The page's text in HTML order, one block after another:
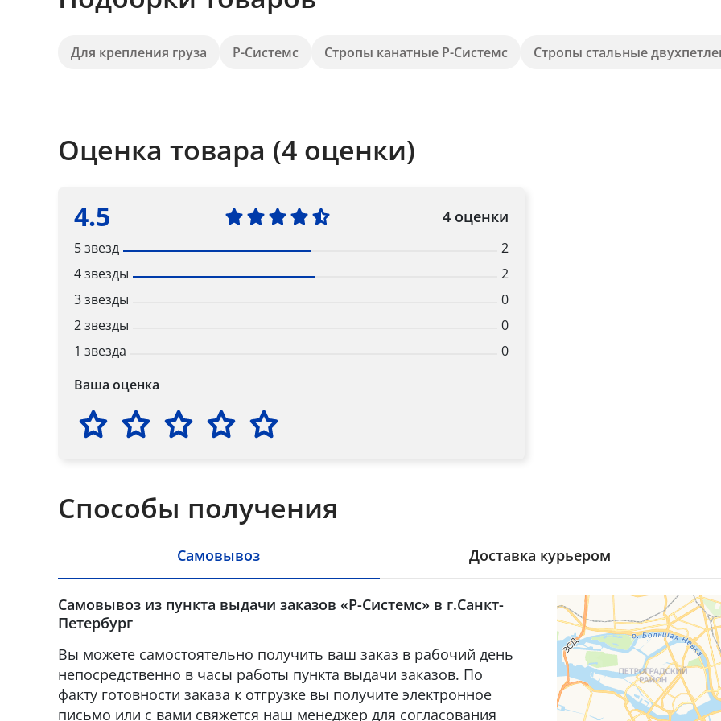
Для крепления груза Р-Системс Стропы канатные Р-Системс Стропы стальные
Оценка товара (4 оценки)
4.5 4 оценки
5 звезд
2
4 звезды
2
3 звезды
0
2 звезды
0
1 звезда
0
Ваша оценка
Способы получения
Самовывоз Доставка курьером
Самовывоз из пункта выдачи заказов «Р-Системс» в г.Санкт-
Петербург
Вы можете самостоятельно получить ваш заказ в рабочий день
непосредственно в часы работы пункта выдачи заказов. По
факту готовности заказа к отгрузке вы получите электронное
письмо или с вами свяжется наш менеджер для согласования